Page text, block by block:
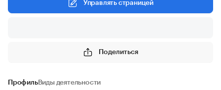
Управлять страницей
Поделиться
ПрофильВиды деятельности